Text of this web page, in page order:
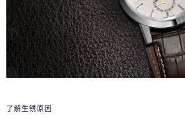
了解生锈原因